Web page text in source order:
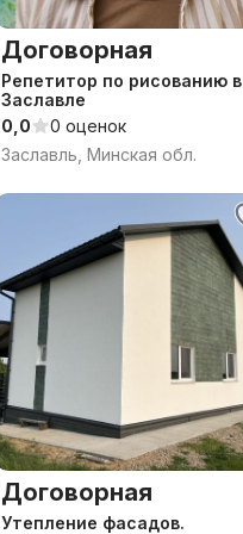
Договорная
Репетитор по рисованию в
Заславле
0,0
0 оценок
Заславль, Минская обл.
Договорная
Утепление фасадов.